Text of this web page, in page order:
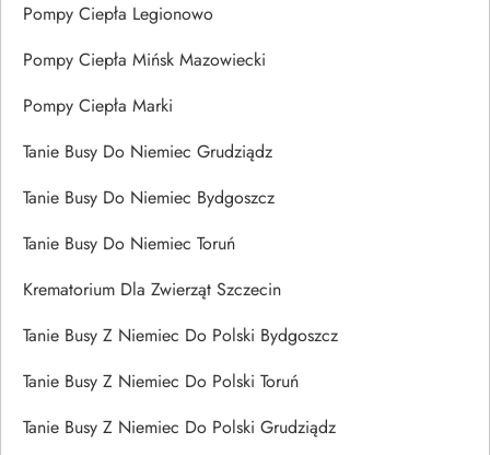
Pompy Ciepła Legionowo
Pompy Ciepła Mińsk Mazowiecki
Pompy Ciepła Marki
Tanie Busy Do Niemiec Grudziądz
Tanie Busy Do Niemiec Bydgoszcz
Tanie Busy Do Niemiec Toruń
Krematorium Dla Zwierząt Szczecin
Tanie Busy Z Niemiec Do Polski Bydgoszcz
Tanie Busy Z Niemiec Do Polski Toruń
Tanie Busy Z Niemiec Do Polski Grudziądz